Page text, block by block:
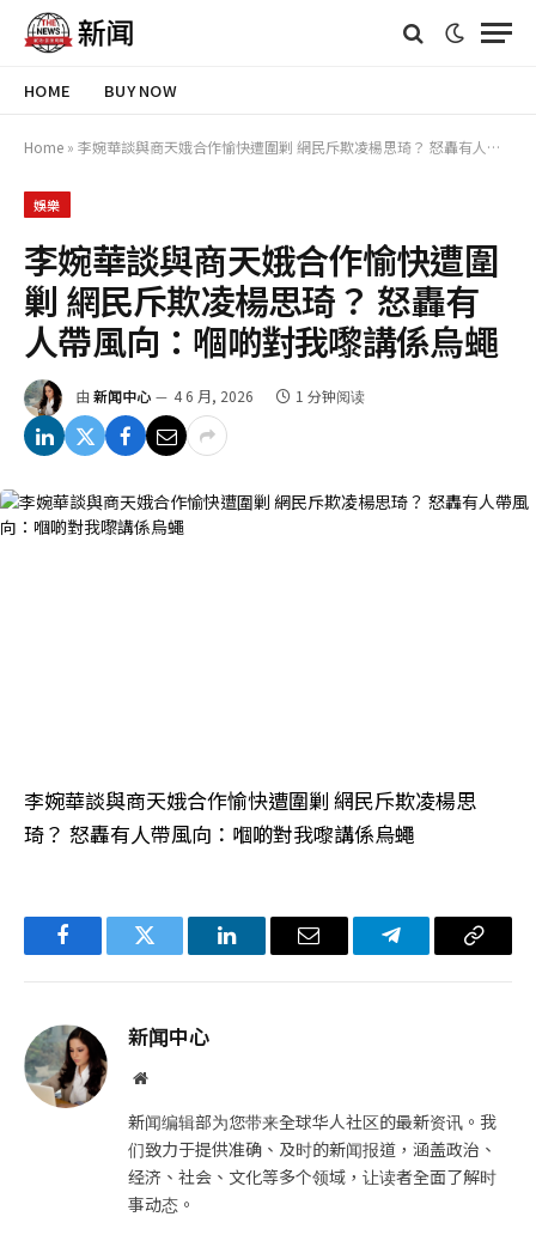
HOME BUY NOW
Home » 李婉華談與商天娥合作愉快遭圍剿 網民斥欺凌楊思琦？ 怒轟有人帶風向：嗰啲對我嚟講係烏蠅
娛樂
李婉華談與商天娥合作愉快遭圍
剿 網民斥欺凌楊思琦？ 怒轟有
人帶風向：嗰啲對我嚟講係烏蠅
由 新闻中心 4 6 月, 2026 1 分钟阅读
李婉華談與商天娥合作愉快遭圍剿 網民斥欺凌楊思
琦？ 怒轟有人帶風向：嗰啲對我嚟講係烏蠅
FacebookTwitter LinkedIn电
Telegram复
新闻中心
网
新闻编辑部为您带来全球华人社区的最新资讯。我
们致力于提供准确、及时的新闻报道，涵盖政治、
经济、社会、文化等多个领域，让读者全面了解时
事动态。